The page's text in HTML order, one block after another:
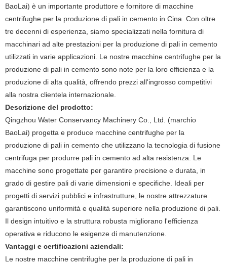
BaoLai) è un importante produttore e fornitore di macchine
centrifughe per la produzione di pali in cemento in Cina. Con oltre
tre decenni di esperienza, siamo specializzati nella fornitura di
macchinari ad alte prestazioni per la produzione di pali in cemento
utilizzati in varie applicazioni. Le nostre macchine centrifughe per la
produzione di pali in cemento sono note per la loro efficienza e la
produzione di alta qualità, offrendo prezzi all'ingrosso competitivi
alla nostra clientela internazionale.
Descrizione del prodotto:
Qingzhou Water Conservancy Machinery Co., Ltd. (marchio
BaoLai) progetta e produce macchine centrifughe per la
produzione di pali in cemento che utilizzano la tecnologia di fusione
centrifuga per produrre pali in cemento ad alta resistenza. Le
macchine sono progettate per garantire precisione e durata, in
grado di gestire pali di varie dimensioni e specifiche. Ideali per
progetti di servizi pubblici e infrastrutture, le nostre attrezzature
garantiscono uniformità e qualità superiore nella produzione di pali.
Il design intuitivo e la struttura robusta migliorano l'efficienza
operativa e riducono le esigenze di manutenzione.
Vantaggi e certificazioni aziendali:
Le nostre macchine centrifughe per la produzione di pali in